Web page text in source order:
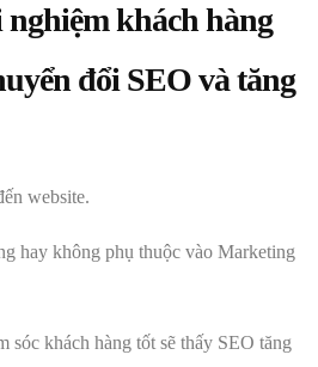
khách hàng
đổi SEO và tăng
website.
hay không phụ thuộc vào Marketing
sóc khách hàng tốt sẽ thấy SEO tăng